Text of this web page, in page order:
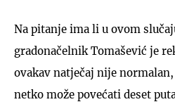
Na pitanje ima li u ovom
gradonačelnik Tomašević je
ovakav natječaj nije
netko može povećati deset